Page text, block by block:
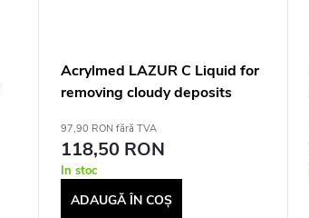
Acrylmed LAZUR C Liquid for
removing cloudy deposits
0.5 l
97,90 RON fără TVA
118,50 RON
In stoc
ADAUGĂ ÎN COŞ